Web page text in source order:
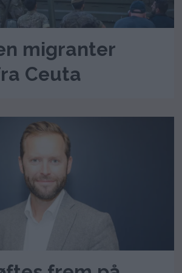
migranter
Ceuta